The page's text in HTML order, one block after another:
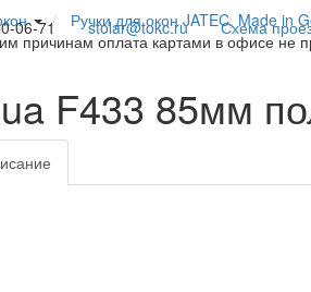
06-71 stolar@tokc.ru Схема
Ручки для окон JATEC, Made in
причинам оплата картами в офисе не
F433 85мм